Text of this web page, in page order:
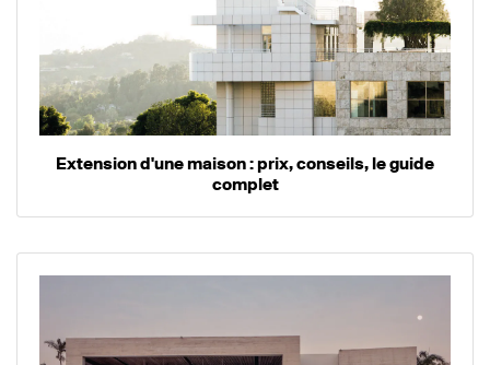
Extension d'une maison : prix, conseils, le guide
complet